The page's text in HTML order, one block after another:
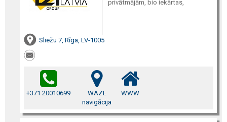
privātmājām, bio iekārtas,
Sliežu 7, Rīga, LV-1005
+371 20010699
WAZE
navigācija
WWW